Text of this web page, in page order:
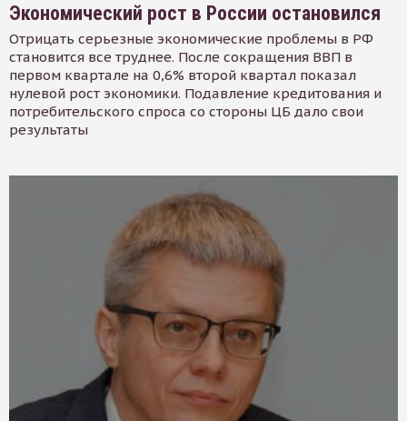
Экономический рост в России остановился
Отрицать серьезные экономические проблемы в РФ
становится все труднее. После сокращения ВВП в
первом квартале на 0,6% второй квартал показал
нулевой рост экономики. Подавление кредитования и
потребительского спроса со стороны ЦБ дало свои
результаты